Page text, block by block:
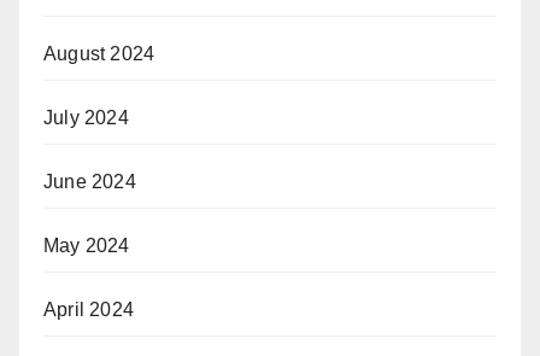
August 2024
July 2024
June 2024
May 2024
April 2024